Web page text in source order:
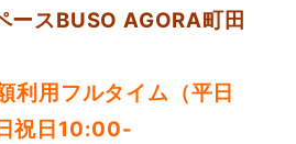
利用フルタイム（平日
日10:00-